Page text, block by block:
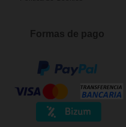
Formas de pago